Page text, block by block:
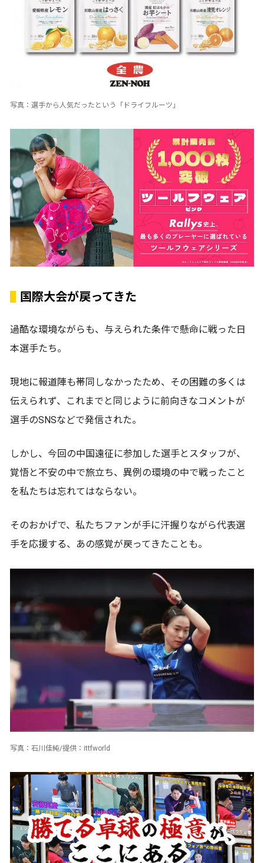
写真：選手から人気だったという「ドライフルーツ」
国際大会が戻ってきた
過酷な環境ながらも、与えられた条件で懸命に戦った日
本選手たち。
現地に報道陣も帯同しなかったため、その困難の多くは
伝えられず、これまでと同じように前向きなコメントが
選手のSNSなどで発信された。
しかし、今回の中国遠征に参加した選手とスタッフが、
覚悟と不安の中で旅立ち、異例の環境の中で戦ったこと
を私たちは忘れてはならない。
そのおかげで、私たちファンが手に汗握りながら代表選
手を応援する、あの感覚が戻ってきたことも。
写真：石川佳純/提供：ittfworld